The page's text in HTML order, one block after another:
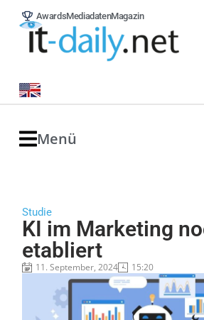
AwardsMediadatenMagazin
Menü
Studie
KI im Marketing
etabliert
11. September, 2024 15:20